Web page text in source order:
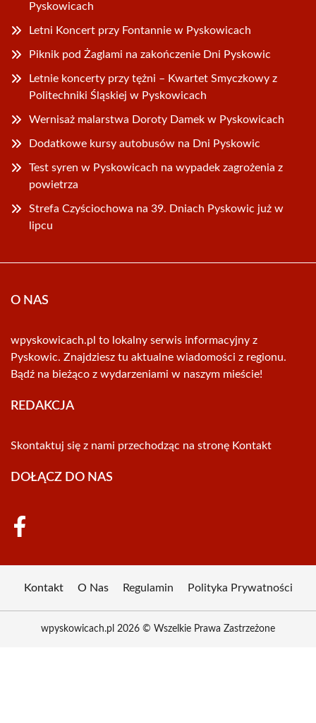
Pyskowicach
Letni Koncert przy Fontannie w Pyskowicach
Piknik pod Żaglami na zakończenie Dni Pyskowic
Letnie koncerty przy tężni – Kwartet Smyczkowy z
Politechniki Śląskiej w Pyskowicach
Wernisaż malarstwa Doroty Damek w Pyskowicach
Dodatkowe kursy autobusów na Dni Pyskowic
Test syren w Pyskowicach na wypadek zagrożenia z
powietrza
Strefa Czyściochowa na 39. Dniach Pyskowic już w
lipcu
O NAS
wpyskowicach.pl to lokalny serwis informacyjny z
Pyskowic. Znajdziesz tu aktualne wiadomości z regionu.
Bądź na bieżąco z wydarzeniami w naszym mieście!
REDAKCJA
Skontaktuj się z nami przechodząc na stronę Kontakt
DOŁĄCZ DO NAS
Kontakt O Nas Regulamin Polityka Prywatności
wpyskowicach.pl 2026 © Wszelkie Prawa Zastrzeżone